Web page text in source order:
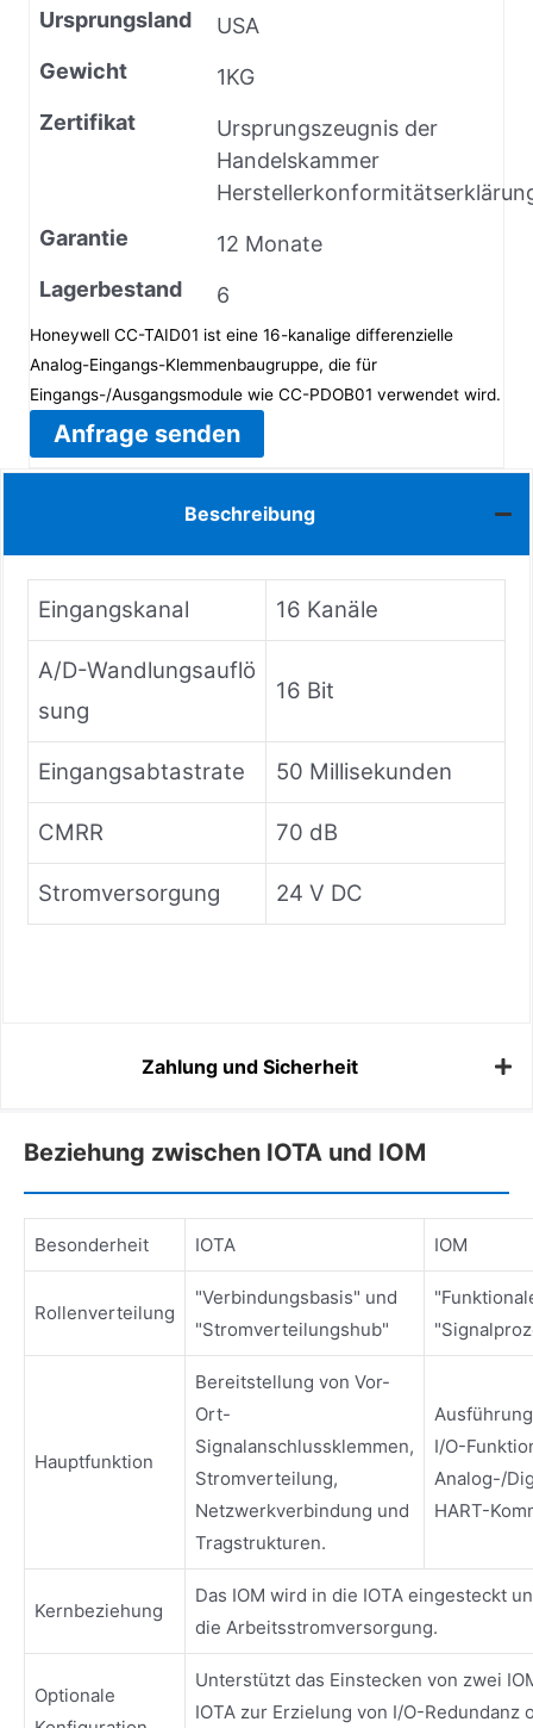
Ursprungsland
USA
Gewicht
1KG
Zertifikat
Ursprungszeugnis der
Handelskammer
Garantie
12 Monate
Lagerbestand
6
Honeywell CC-TAID01 ist eine 16-kanalige differenzielle
Analog-Eingangs-Klemmenbaugruppe, die für
Eingangs-/Ausgangsmodule wie CC-PDOB01 verwendet wird.
Anfrage senden
Beschreibung
Eingangskanal 16 Kanäle
A/D-Wandlungsauflö
sung
16 Bit
Eingangsabtastrate 50 Millisekunden
CMRR 70 dB
Stromversorgung 24 V DC
Zahlung und Sicherheit
Beziehung zwischen IOTA und IOM
Besonderheit IOTA IOM
Rollenverteilung
"Verbindungsbasis" und
"Stromverteilungshub"
Hauptfunktion
Bereitstellung von Vor-
Ort-
Signalanschlussklemmen,
Stromverteilung,
Netzwerkverbindung und
Tragstrukturen.
I/O-
Analog-/
HART-
Kernbeziehung
Das IOM wird in die IOTA eingesteckt
die Arbeitsstromversorgung.
Optionale
Unterstützt das Einstecken von zwei
IOTA zur Erzielung von I/O-Redundanz